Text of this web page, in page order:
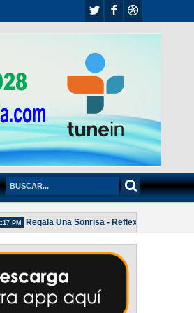
Regala Una Sonrisa - Reflexión